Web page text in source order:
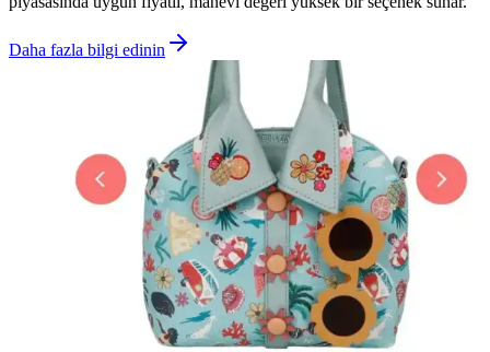
Daha fazla bilgi edinin